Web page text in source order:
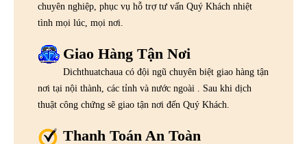
chuyên nghiệp, phục vụ hỗ trợ tư vấn Quý Khách nhiệt
tình mọi lúc, mọi nơi.
Giao Hàng Tận Nơi
Dichthuatchaua có đội ngũ chuyên biệt giao hàng tận
nơi tại nội thành, các tỉnh và nước ngoài . Sau khi dịch
thuật công chứng sẽ giao tận nơi đến Quý Khách.
Thanh Toán An Toàn